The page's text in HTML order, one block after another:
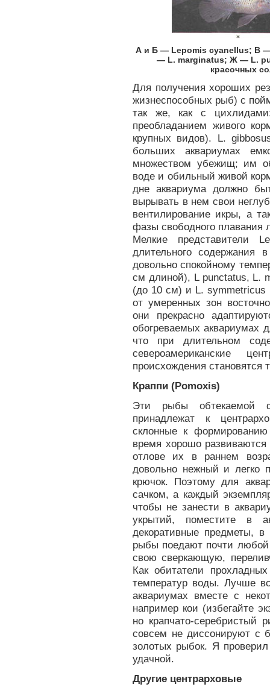
А и Б — Lepomis cyanellus; В
— L. marginatus; Ж — L.
красочных
Для получения хороших
жизнеспособных рыб) с
так же, как с
преобладанием живого
крупных видов). L.
больших аквариумах
множеством убежищ; им
воде и обильный живой
дне аквариума должно
вырывать в нем свои
вентилирование икры, а
фазы свободного плавания
Мелкие представители
длительного содержания
довольно спокойному
см длиной), L punctatus, L.
(до 10 см) и L. symmetricus
от умеренных зон
они прекрасно
обогреваемых аквариумах
что при длительном
североамериканские
происхождения становятся
Краппи (Pomoxis)
Эти рыбы обтекаемой
принадлежат к
склонные к
время хорошо
отлове их в раннем
довольно нежный и легко
крючок. Поэтому для
сачком, а каждый
чтобы не занести в
укрытий, поместите в
декоративные предметы, в
рыбы поедают почти
свою сверкающую,
Как обитатели
температур воды. Лучше
аквариумах вместе с
например кои (избегайте
но крапчато-серебристый
совсем не диссонируют с
золотых рыбок. Я
удачной.
Другие центрарховые